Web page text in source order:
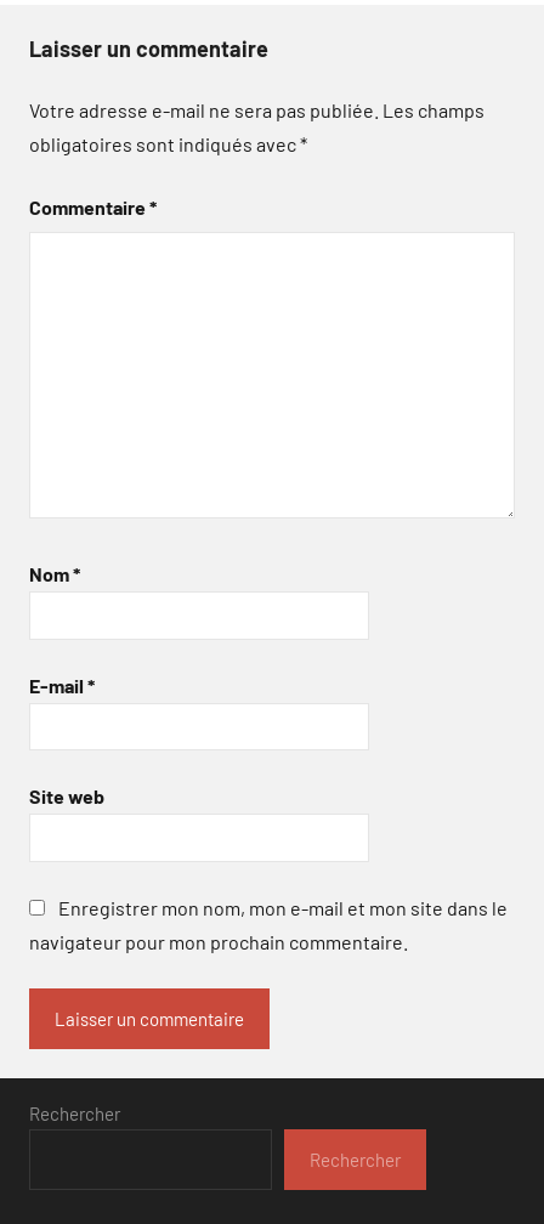
Laisser un commentaire
Votre adresse e-mail ne sera pas publiée. Les champs
obligatoires sont indiqués avec*
Commentaire*
Nom*
E-mail *
Site web
Enregistrer mon nom, mon e-mail et mon site dans le
navigateur pour mon prochain commentaire.
Rechercher
Rechercher